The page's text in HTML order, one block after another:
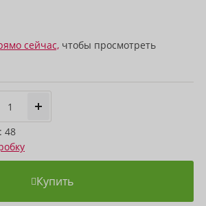
сейчас, чтобы просмотреть
48
Купить